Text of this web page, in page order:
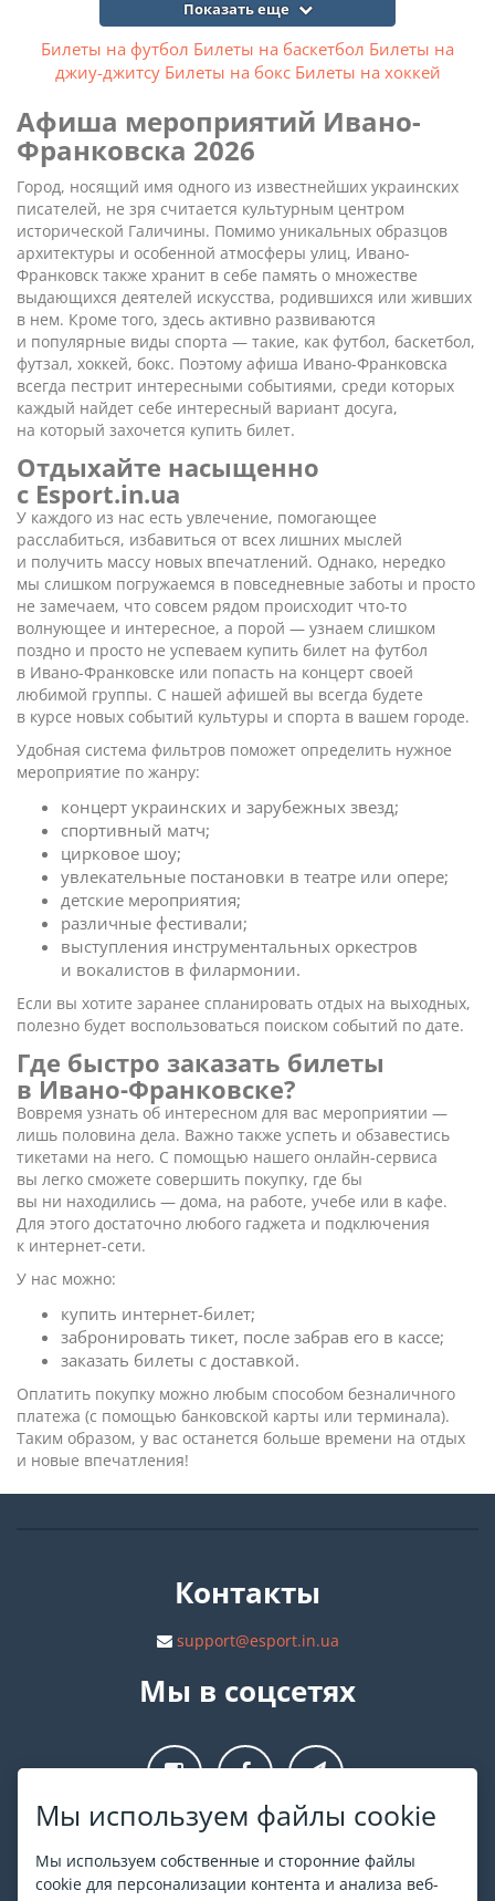
Мы используем файлы cookie
Мы используем собственные и сторонние файлы
cookie для персонализации контента и анализа веб-
Показать еще
Билеты на футбол Билеты на баскетбол Билеты на
джиу-джитсу Билеты на бокс Билеты на хоккей
Афиша мероприятий Ивано-
Франковска 2026
Город, носящий имя одного из известнейших украинских
писателей, не зря считается культурным центром
исторической Галичины. Помимо уникальных образцов
архитектуры и особенной атмосферы улиц, Ивано-
Франковск также хранит в себе память о множестве
выдающихся деятелей искусства, родившихся или живших
в нем. Кроме того, здесь активно развиваются
и популярные виды спорта — такие, как футбол, баскетбол,
футзал, хоккей, бокс. Поэтому афиша Ивано-Франковска
всегда пестрит интересными событиями, среди которых
каждый найдет себе интересный вариант досуга,
на который захочется купить билет.
Отдыхайте насыщенно
с Esport.in.ua
У каждого из нас есть увлечение, помогающее
расслабиться, избавиться от всех лишних мыслей
и получить массу новых впечатлений. Однако, нередко
мы слишком погружаемся в повседневные заботы и просто
не замечаем, что совсем рядом происходит что-то
волнующее и интересное, а порой — узнаем слишком
поздно и просто не успеваем купить билет на футбол
в Ивано-Франковске или попасть на концерт своей
любимой группы. С нашей афишей вы всегда будете
в курсе новых событий культуры и спорта в вашем городе.
Удобная система фильтров поможет определить нужное
мероприятие по жанру:
концерт украинских и зарубежных звезд;
спортивный матч;
цирковое шоу;
увлекательные постановки в театре или опере;
детские мероприятия;
различные фестивали;
выступления инструментальных оркестров
и вокалистов в филармонии.
Если вы хотите заранее спланировать отдых на выходных,
полезно будет воспользоваться поиском событий по дате.
Где быстро заказать билеты
в Ивано-Франковске?
Вовремя узнать об интересном для вас мероприятии —
лишь половина дела. Важно также успеть и обзавестись
тикетами на него. С помощью нашего онлайн-сервиса
вы легко сможете совершить покупку, где бы
вы ни находились — дома, на работе, учебе или в кафе.
Для этого достаточно любого гаджета и подключения
к интернет-сети.
У нас можно:
купить интернет-билет;
забронировать тикет, после забрав его в кассе;
заказать билеты с доставкой.
Оплатить покупку можно любым способом безналичного
платежа (с помощью банковской карты или терминала).
Таким образом, у вас останется больше времени на отдых
и новые впечатления!
Контакты
support@esport.in.ua
Мы в соцсетях
О ESPORT.in.ua
На ESPORT.in.ua представлена афиша Киева и других